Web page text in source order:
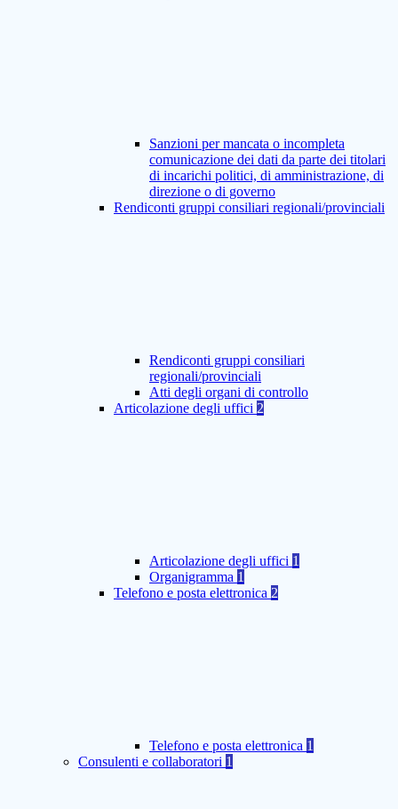
Sanzioni per mancata o incompleta
comunicazione dei dati da parte dei titolari
di incarichi politici, di amministrazione, di
direzione o di governo
Rendiconti gruppi consiliari regionali/provinciali
Rendiconti gruppi consiliari
regionali/provinciali
Atti degli organi di controllo
Articolazione degli uffici 2
Articolazione degli uffici 1
Organigramma 1
Telefono e posta elettronica 2
Telefono e posta elettronica 1
Consulenti e collaboratori 1